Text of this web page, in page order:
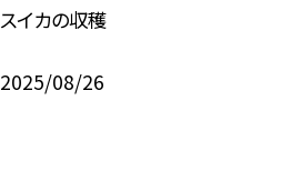
スイカの収穫
2025/08/26